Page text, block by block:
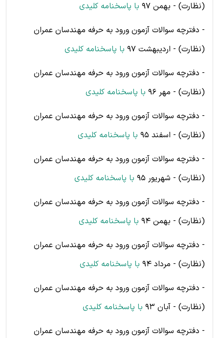
(نظارت) - بهمن 97
با پاسخنامه کلیدی
- دفترچه سوالات آزمون ورود به حرفه مهندسان عمران
(نظارت) - اردیبهشت 97
با پاسخنامه کلیدی
- دفترچه سوالات آزمون ورود به حرفه مهندسان عمران
(نظارت) - مهر 96
با پاسخنامه کلیدی
- دفترچه سوالات آزمون ورود به حرفه مهندسان عمران
(نظارت) - اسفند 95
با پاسخنامه کلیدی
- دفترچه سوالات آزمون ورود به حرفه مهندسان عمران
(نظارت) - شهریور 95
با پاسخنامه کلیدی
- دفترچه سوالات آزمون ورود به حرفه مهندسان عمران
(نظارت) - بهمن 94
با پاسخنامه کلیدی
- دفترچه سوالات آزمون ورود به حرفه مهندسان عمران
(نظارت) - مرداد 94
با پاسخنامه کلیدی
- دفترچه سوالات آزمون ورود به حرفه مهندسان عمران
(نظارت) - آبان 93
با پاسخنامه کلیدی
- دفترچه سوالات آزمون ورود به حرفه مهندسان عمران